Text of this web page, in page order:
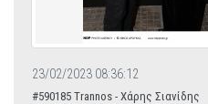
23/02/2023 08:36:12
#590185 Trannos - Χάρης Σιανίδης